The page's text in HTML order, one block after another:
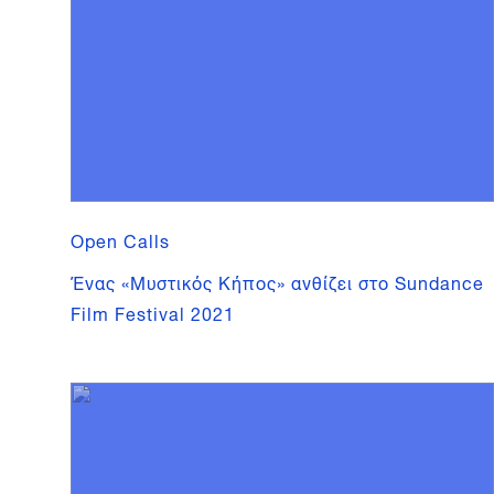
Open Calls
Ένας «Μυστικός Κήπος» ανθίζει στο Sundance
Film Festival 2021